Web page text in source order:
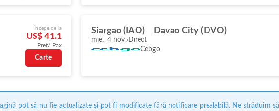
Începe de la
US$ 41.1
Preț/ Pax
Carte
Siargao (IAO) Davao City (DVO)
mie., 4 nov. Direct
Cebgo
pot să nu fie actualizate și pot fi modificate fără notificare prealabilă. Ne străduim să